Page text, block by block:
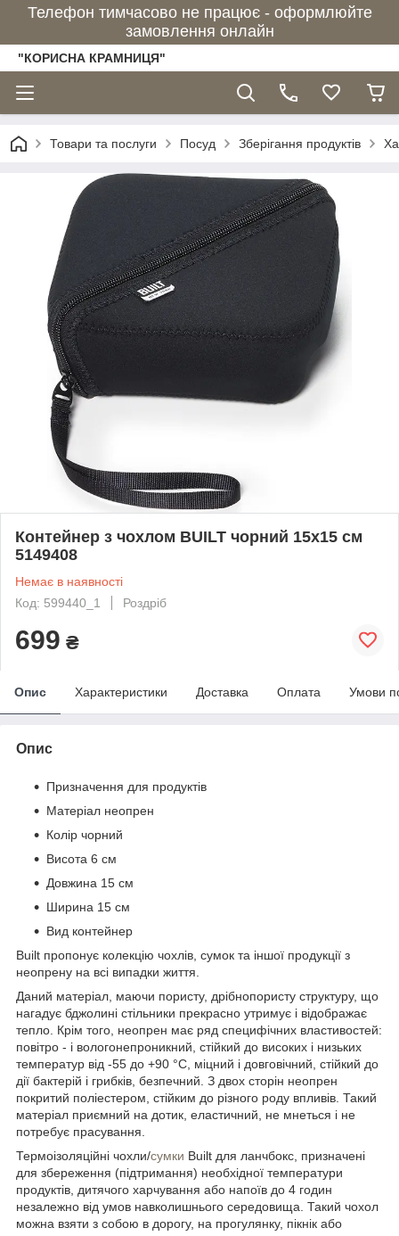
Телефон тимчасово не працює - оформлюйте
замовлення онлайн
"КОРИСНА КРАМНИЦЯ"
Товари та послуги Посуд Зберігання продуктів
Контейнер з чохлом BUILT чорний 15x15 см
5149408
Немає в наявності
Код: 599440_1
Роздріб
699 ₴
Опис Характеристики Доставка Оплата Умови
Опис
Призначення для продуктів
Матеріал неопрен
Колір чорний
Висота 6 см
Довжина 15 см
Ширина 15 см
Вид контейнер
Built пропонує колекцію чохлів, сумок та іншої продукції з
неопрену на всі випадки життя.
Даний матеріал, маючи пористу, дрібнопористу структуру, що
нагадує бджолині стільники прекрасно утримує і відображає
тепло. Крім того, неопрен має ряд специфічних властивостей:
повітро - і вологонепроникний, стійкий до високих і низьких
температур від -55 до +90 °С, міцний і довговічний, стійкий до
дії бактерій і грибків, безпечний. З двох сторін неопрен
покритий поліестером, стійким до різного роду впливів. Такий
матеріал приємний на дотик, еластичний, не мнеться і не
потребує прасування.
Термоізоляційні чохли/сумки Built для ланчбокс, призначені
для збереження (підтримання) необхідної температури
продуктів, дитячого харчування або напоїв до 4 годин
незалежно від умов навколишнього середовища. Такий чохол
можна взяти з собою в дорогу, на прогулянку, пікнік або